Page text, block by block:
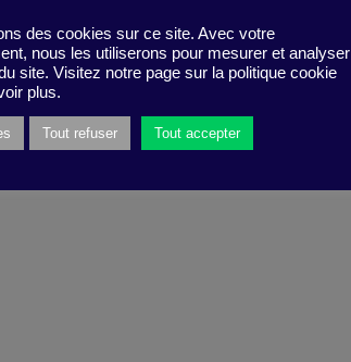
des cookies sur ce site. Avec votre
nous les utiliserons pour mesurer et analyser
site. Visitez notre page sur la politique cookie
plus.
Tout refuser Tout accepter